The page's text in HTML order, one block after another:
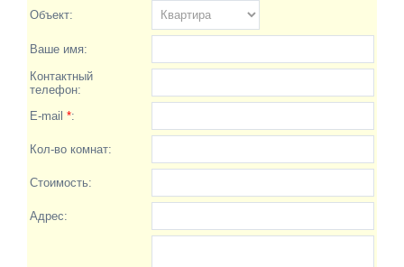
Объект:
Ваше имя:
Контактный
телефон:
E-mail *:
Кол-во комнат:
Стоимость:
Адрес: